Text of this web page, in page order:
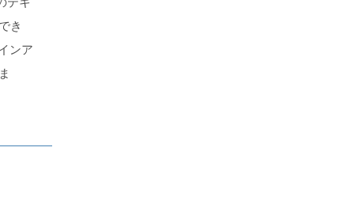
き
ンア